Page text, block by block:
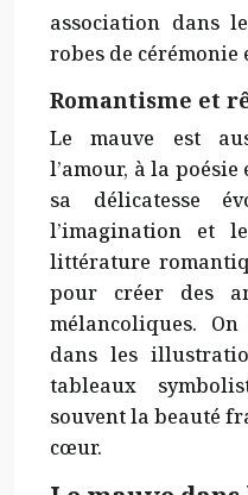
association dans
robes de cérémonie
Romantisme et
Le mauve est
l’amour, à la
sa délicatesse
l’imagination et
littérature
pour créer des
mélancoliques.
dans les
tableaux
souvent la beauté
cœur.